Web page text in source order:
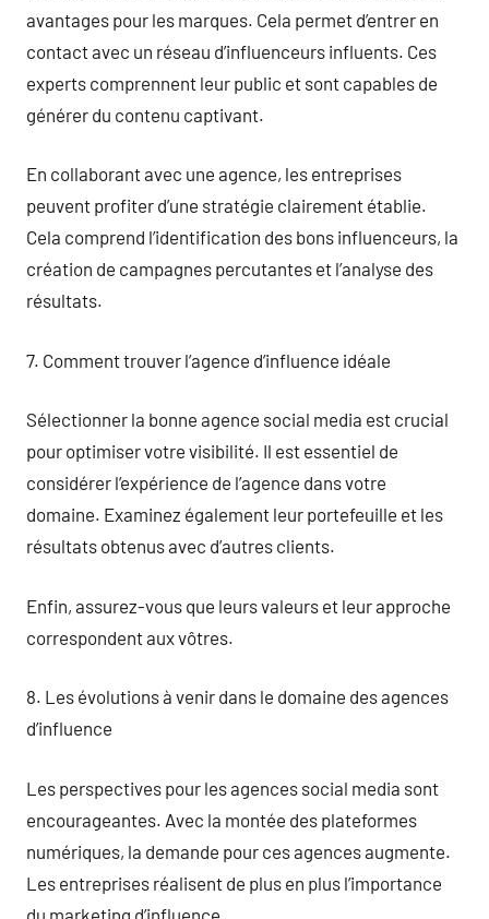
avantages pour les marques. Cela permet d’entrer en
contact avec un réseau d’influenceurs influents. Ces
experts comprennent leur public et sont capables de
générer du contenu captivant.
En collaborant avec une agence, les entreprises
peuvent profiter d’une stratégie clairement établie.
Cela comprend l’identification des bons influenceurs, la
création de campagnes percutantes et l’analyse des
résultats.
7. Comment trouver l’agence d’influence idéale
Sélectionner la bonne agence social media est crucial
pour optimiser votre visibilité. Il est essentiel de
considérer l’expérience de l’agence dans votre
domaine. Examinez également leur portefeuille et les
résultats obtenus avec d’autres clients.
Enfin, assurez-vous que leurs valeurs et leur approche
correspondent aux vôtres.
8. Les évolutions à venir dans le domaine des agences
d’influence
Les perspectives pour les agences social media sont
encourageantes. Avec la montée des plateformes
numériques, la demande pour ces agences augmente.
Les entreprises réalisent de plus en plus l’importance
du marketing d’influence.